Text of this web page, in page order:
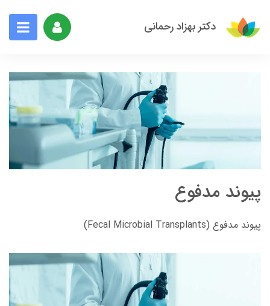
دکتر بهزاد رحمانی
پیوند مدفوع
پیوند مدفوع (Fecal Microbial Transplants)